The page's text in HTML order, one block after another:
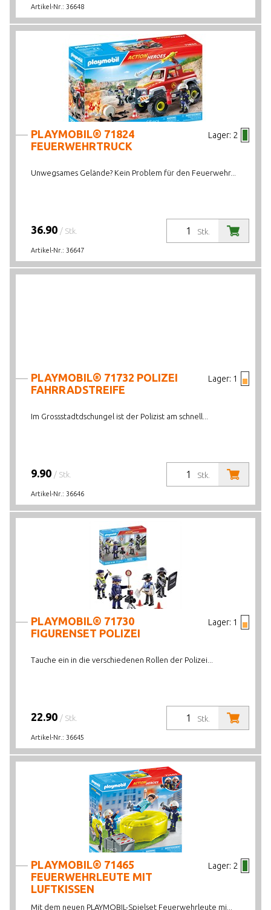
Artikel-Nr.: 36648
Lager: 2
PLAYMOBIL® 71824
FEUERWEHRTRUCK
Unwegsames Gelände? Kein Problem für den Feuerwehr...
Stk.
36.90 / Stk.
Artikel-Nr.: 36647
Lager: 1
PLAYMOBIL® 71732 POLIZEI
FAHRRADSTREIFE
Im Grossstadtdschungel ist der Polizist am schnell...
Stk.
9.90 / Stk.
Artikel-Nr.: 36646
Lager: 1
PLAYMOBIL® 71730
FIGURENSET POLIZEI
Tauche ein in die verschiedenen Rollen der Polizei...
Stk.
22.90 / Stk.
Artikel-Nr.: 36645
Lager: 2
PLAYMOBIL® 71465
FEUERWEHRLEUTE MIT
LUFTKISSEN
Mit dem neuen PLAYMOBIL-Spielset Feuerwehrleute mi...